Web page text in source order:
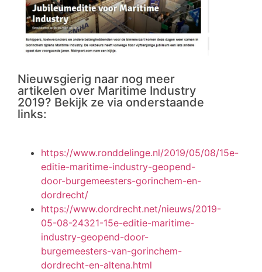
Nieuwsgierig naar nog meer
artikelen over Maritime Industry
2019? Bekijk ze via onderstaande
links:
https://www.ronddelinge.nl/2019/05/08/15e-
editie-maritime-industry-geopend-
door-burgemeesters-gorinchem-en-
dordrecht/
https://www.dordrecht.net/nieuws/2019-
05-08-24321-15e-editie-maritime-
industry-geopend-door-
burgemeesters-van-gorinchem-
dordrecht-en-altena.html